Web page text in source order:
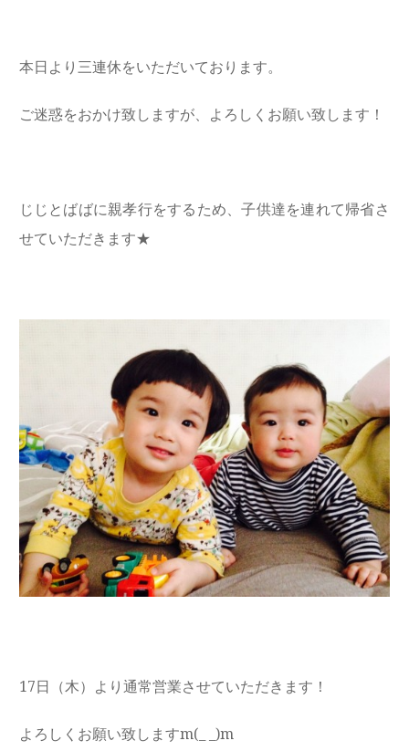
本日より三連休をいただいております。
ご迷惑をおかけ致しますが、よろしくお願い致します！
じじとばばに親孝行をするため、子供達を連れて帰省さ
せていただきます★
17日（木）より通常営業させていただきます！
よろしくお願い致しますm(_ _)m